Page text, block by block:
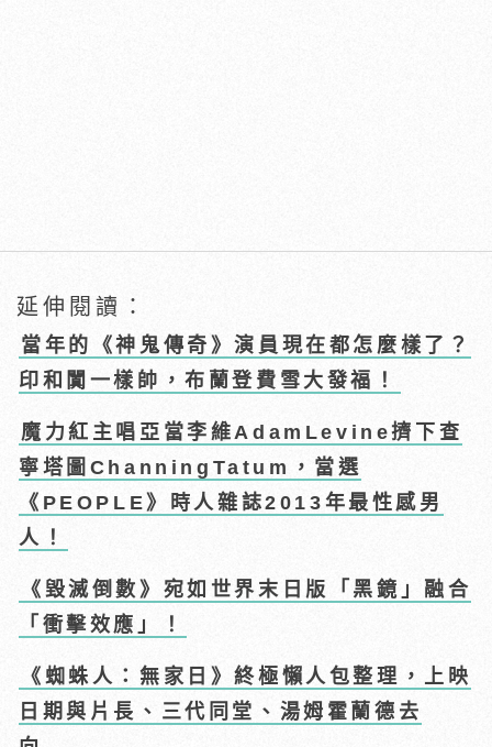
延伸閱讀：
當年的《神鬼傳奇》演員現在都怎麼樣了？
印和闐一樣帥，布蘭登費雪大發福！
魔力紅主唱亞當李維AdamLevine擠下查
寧塔圖ChanningTatum，當選
《PEOPLE》時人雜誌2013年最性感男
人！
《毀滅倒數》宛如世界末日版「黑鏡」融合
「衝擊效應」！
《蜘蛛人：無家日》終極懶人包整理，上映
日期與片長、三代同堂、湯姆霍蘭德去